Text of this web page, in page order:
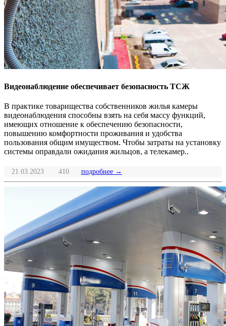
Видеонаблюдение обеспечивает безопасность ТСЖ
В практике товарищества собственников жилья камеры
видеонаблюдения способны взять на себя массу функций,
имеющих отношение к обеспечению безопасности,
повышению комфортности проживания и удобства
пользования общим имуществом. Чтобы затраты на установку
системы оправдали ожидания жильцов, а телекамер..
21.03.2023 410 подробнее →